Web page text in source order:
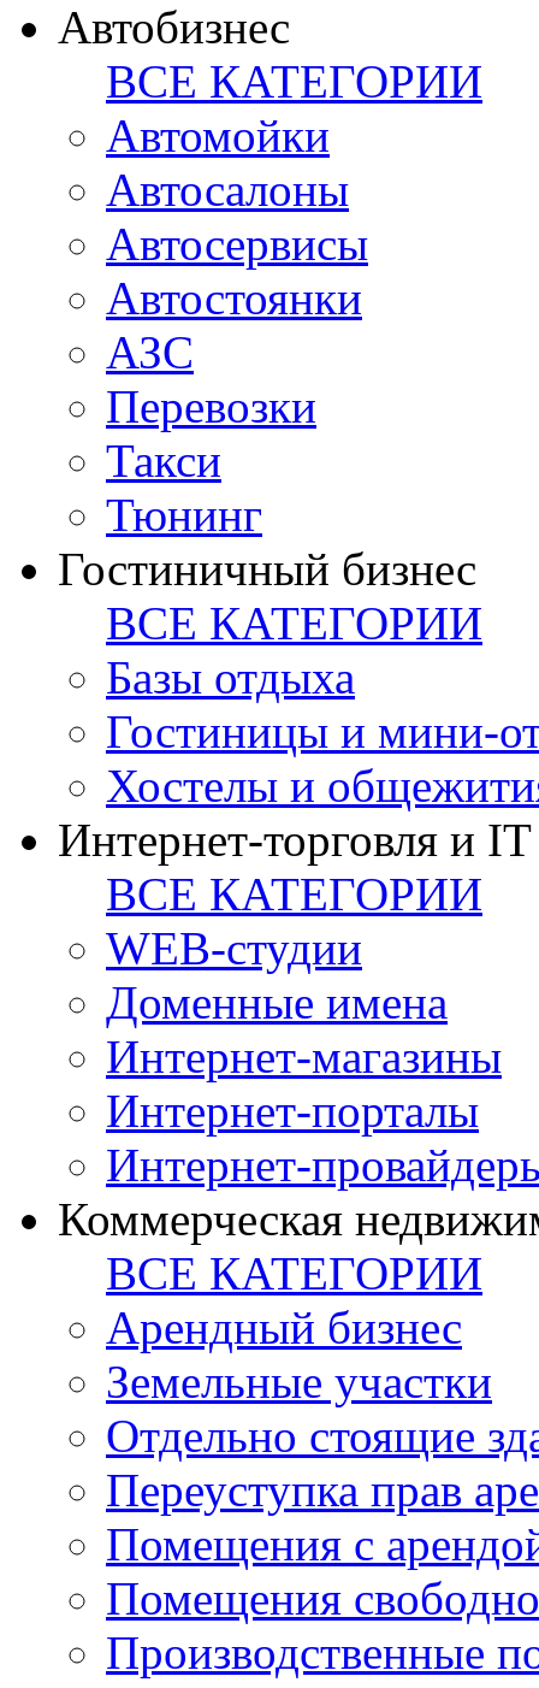
Автобизнес
ВСЕ КАТЕГОРИИ
Автомойки
Автосалоны
Автосервисы
Автостоянки
АЗС
Перевозки
Такси
Тюнинг
Гостиничный бизнес
ВСЕ КАТЕГОРИИ
Базы отдыха
Гостиницы и мини-
Хостелы и
Интернет-торговля и IT
ВСЕ КАТЕГОРИИ
WEB-студии
Доменные имена
Интернет-магазины
Интернет-порталы
Интернет-
Коммерческая
ВСЕ КАТЕГОРИИ
Арендный бизнес
Земельные участки
Отдельно стоящие
Переуступка прав
Помещения с
Помещения
Производственные